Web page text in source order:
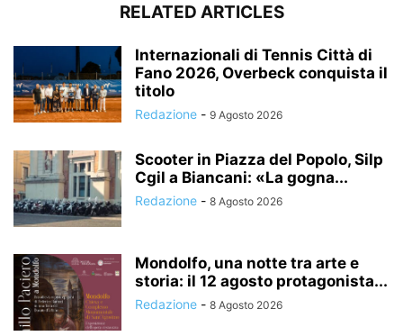
RELATED ARTICLES
Internazionali di Tennis Città di
Fano 2026, Overbeck conquista il
titolo
Redazione - 9 Agosto 2026
Scooter in Piazza del Popolo, Silp
Cgil a Biancani: «La gogna...
Redazione - 8 Agosto 2026
Mondolfo, una notte tra arte e
storia: il 12 agosto protagonista...
Redazione - 8 Agosto 2026